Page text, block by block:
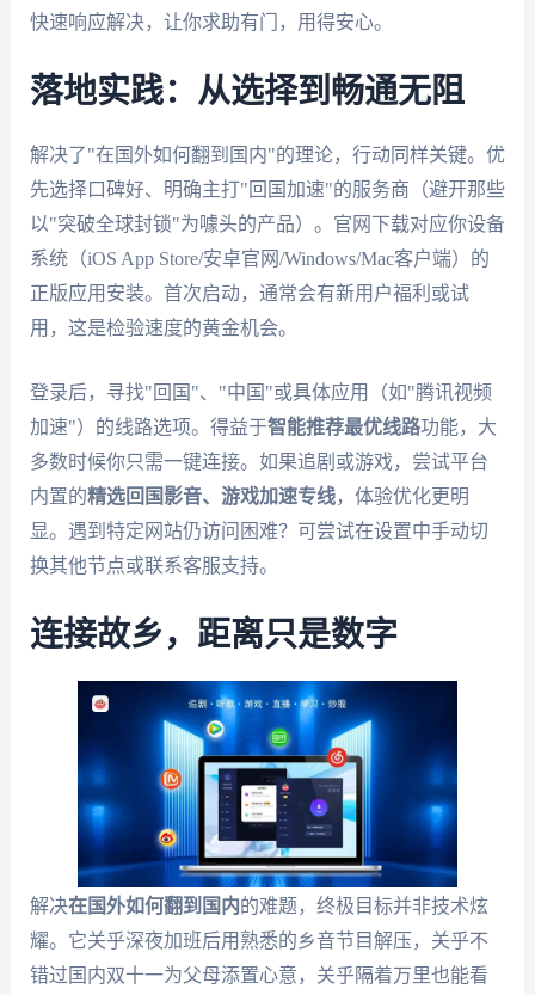
快速响应解决，让你求助有门，用得安心。
落地实践：从选择到畅通无阻
解决了"在国外如何翻到国内"的理论，行动同样关键。优
先选择口碑好、明确主打"回国加速"的服务商（避开那些
以"突破全球封锁"为噱头的产品）。官网下载对应你设备
系统（iOS App Store/安卓官网/Windows/Mac客户端）的
正版应用安装。首次启动，通常会有新用户福利或试
用，这是检验速度的黄金机会。
登录后，寻找"回国"、"中国"或具体应用（如"腾讯视频
加速"）的线路选项。得益于智能推荐最优线路功能，大
多数时候你只需一键连接。如果追剧或游戏，尝试平台
内置的精选回国影音、游戏加速专线，体验优化更明
显。遇到特定网站仍访问困难？可尝试在设置中手动切
换其他节点或联系客服支持。
连接故乡，距离只是数字
解决在国外如何翻到国内的难题，终极目标并非技术炫
耀。它关乎深夜加班后用熟悉的乡音节目解压，关乎不
错过国内双十一为父母添置心意，关乎隔着万里也能看